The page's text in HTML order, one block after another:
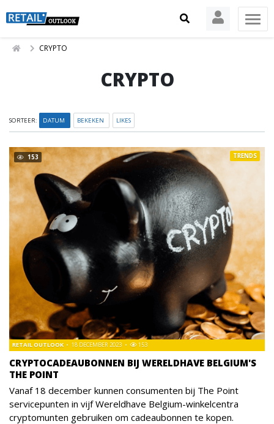
CRYPTO
CRYPTO
SORTEER: DATUM BEKEKEN LIKES
153
CRYPTOCADEAUBONNEN BIJ WERELDHAVE BELGIUM'S
THE POINT
RETAIL OUTLOOK 18 DECEMBER 2023 153
TRENDS
Vanaf 18 december kunnen consumenten bij The Point
servicepunten in vijf Wereldhave Belgium-winkelcentra
cryptomunten gebruiken om cadeaubonnen te kopen.